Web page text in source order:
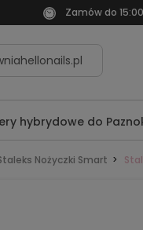
Zamów do
hybrydowe do
Nożyczki Smart